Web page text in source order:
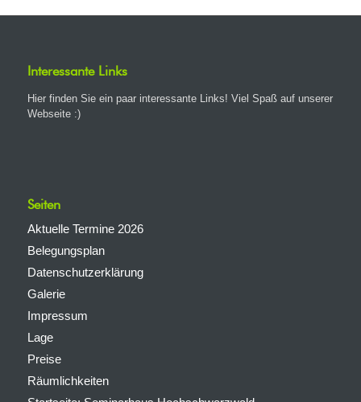
Interessante Links
Hier finden Sie ein paar interessante Links! Viel Spaß auf unserer
Webseite :)
Seiten
Aktuelle Termine 2026
Belegungsplan
Datenschutzerklärung
Galerie
Impressum
Lage
Preise
Räumlichkeiten